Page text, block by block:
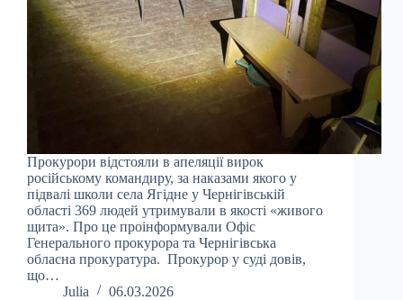
Прокурори відстояли в апеляції вирок
російському командиру, за наказами якого у
підвалі школи села Ягідне у Чернігівській
області 369 людей утримували в якості «живого
щита». Про це проінформували Офіс
Генерального прокурора та Чернігівська
обласна прокуратура. Прокурор у суді довів,
що…
Julia
06.03.2026